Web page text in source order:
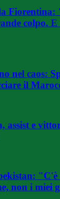
colpo. E
nel caos:
il
assist e
non i miei